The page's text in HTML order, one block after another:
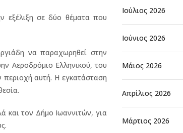
εξέλιξη σε δύο θέματα που
να παραχωρηθεί στην
Αεροδρόμιο Ελληνικού, του
αυτή. Η εγκατάσταση
και τον Δήμο Ιωαννιτών, για
Ιούλιος 2026
Ιούνιος 2026
Μάιος 2026
Απρίλιος 2026
Μάρτιος 2026